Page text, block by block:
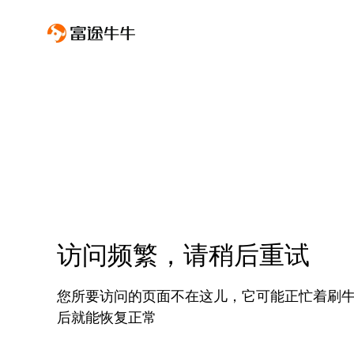
访问频繁，请稍后重试
您所要访问的页面不在这儿，它可能正忙着刷
后就能恢复正常